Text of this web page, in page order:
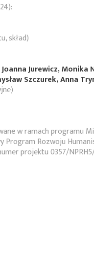
skład)
Jurewicz, Monika
Szczurek, Anna
w ramach programu
Program Rozwoju
projektu 0357/